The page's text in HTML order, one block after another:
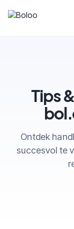
Tips
Ontdek
succesvol te